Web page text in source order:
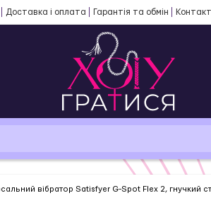
Доставка і оплата Гарантія та обмін
вібратор Satisfyer G-Spot Flex 2, гнучкий